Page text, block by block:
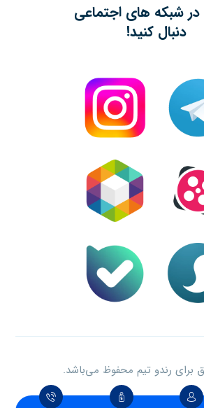
در شبکه های اجتماعی
دنبال کنید!
برای رندو تیم محفوظ می‌باشد.